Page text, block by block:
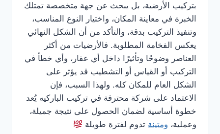
بتركيب الأرضية، بل يبحث عن جهة متخصصة تمتلك
الخبرة في معاينة المكان، واختيار النوع المناسب،
وتنفيذ التركيب بدقة، والتأكد من أن الشكل النهائي
يعكس الفخامة المطلوبة. فالأرضيات من أكثر
العناصر وضوحًا وتأثيرًا داخل أي عقار، وأي خطأ في
التركيب أو القياس أو التشطيب قد يؤثر على
الشكل العام للمكان كله. ولهذا السبب، فإن
الاعتماد على شركة محترفة في تركيب الباركيه يُعد
خطوة أساسية لضمان الحصول على نتيجة جميلة،
وعملية، ومتينة تدوم لفترة طويلة